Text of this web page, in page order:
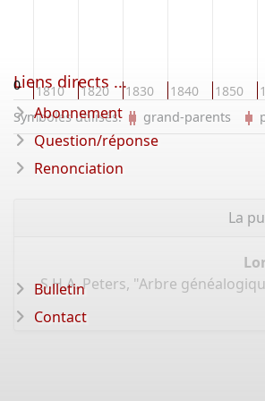
1810 1820 1830 1840 1850
Symboles utilisés: grand-parents
La
S.H.A. Peters, "Arbre
Liens directs ...
Abonnement
Question/réponse
Renonciation
Bulletin
Contact